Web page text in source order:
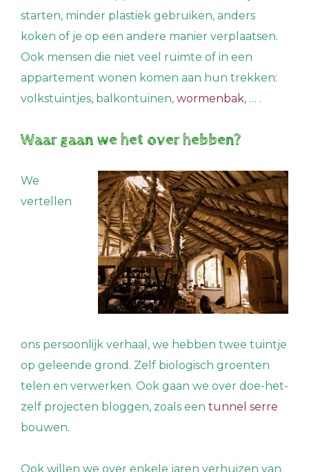
starten, minder plastiek gebruiken, anders
koken of je op een andere manier verplaatsen.
Ook mensen die niet veel ruimte of in een
appartement wonen komen aan hun trekken:
volkstuintjes, balkontuinen, wormenbak, … .
Waar gaan we het over hebben?
We
vertellen
ons persoonlijk verhaal, we hebben twee tuintje
op geleende grond. Zelf biologisch groenten
telen en verwerken. Ook gaan we over doe-het-
zelf projecten bloggen, zoals een tunnel serre
bouwen.
Ook willen we over enkele jaren verhuizen van